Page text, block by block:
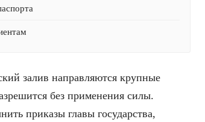
залив направляются крупные
без применения силы.
приказы главы государства,